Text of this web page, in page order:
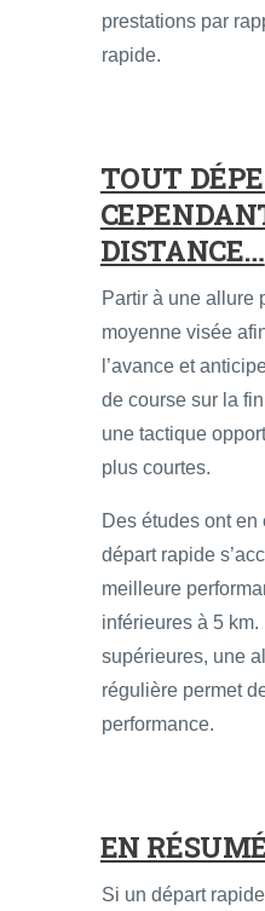
prestations par
rapide.
TOUT
DISTANCE…
Partir à une allure
moyenne visée
l’avance et
de course sur la
une tactique
plus courtes.
Des études ont en
départ rapide
meilleure
inférieures à 5
supérieures, une
régulière permet
performance.
EN
Si un départ